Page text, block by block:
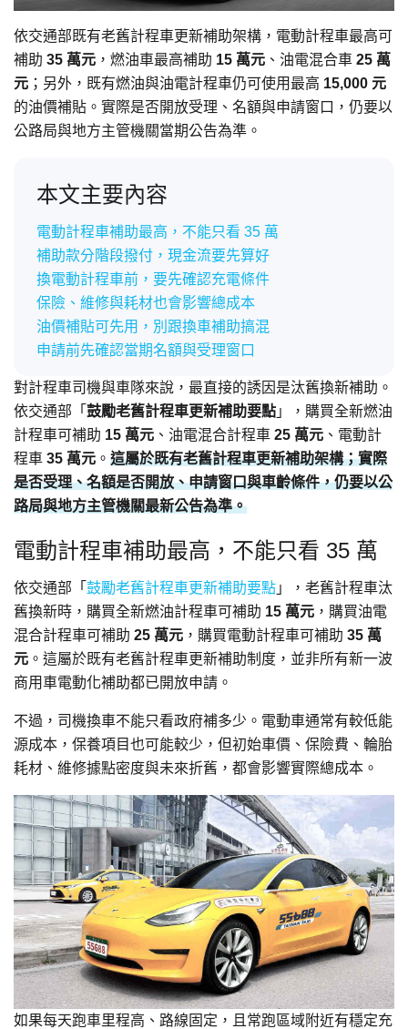
依交通部既有老舊計程車更新補助架構，電動計程車最高可
補助 35 萬元 ，燃油車最高補助 15 萬元 、油電混合車 25 萬
元 ；另外，既有燃油與油電計程車仍可使用最高 15,000 元
的油價補貼。實際是否開放受理、名額與申請窗口，仍要以
公路局與地方主管機關當期公告為準。
本文主要內容
電動計程車補助最高，不能只看 35 萬
補助款分階段撥付，現金流要先算好
換電動計程車前，要先確認充電條件
保險、維修與耗材也會影響總成本
油價補貼可先用，別跟換車補助搞混
申請前先確認當期名額與受理窗口
對計程車司機與車隊來說，最直接的誘因是汰舊換新補助。
依交通部「 鼓勵老舊計程車更新補助要點 」，購買全新燃油
計程車可補助 15 萬元 、油電混合計程車 25 萬元 、電動計
程車 35 萬元 。 這屬於既有老舊計程車更新補助架構；實際
是否受理、名額是否開放、申請窗口與車齡條件，仍要以公
路局與地方主管機關最新公告為準。
電動計程車補助最高，不能只看 35 萬
依交通部「 鼓勵老舊計程車更新補助要點 」，老舊計程車汰
舊換新時，購買全新燃油計程車可補助 15 萬元 ，購買油電
混合計程車可補助 25 萬元 ，購買電動計程車可補助 35 萬
元 。這屬於既有老舊計程車更新補助制度，並非所有新一波
商用車電動化補助都已開放申請。
不過，司機換車不能只看政府補多少。電動車通常有較低能
源成本，保養項目也可能較少，但初始車價、保險費、輪胎
耗材、維修據點密度與未來折舊，都會影響實際總成本。
如果每天跑車里程高、路線固定，且常跑區域附近有穩定充